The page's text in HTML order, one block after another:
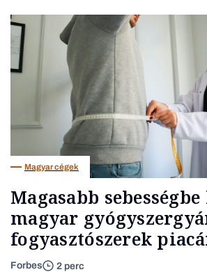
Magyar cégek
Magasabb
magyar
fogyasztószerek
Forbes 2 perc